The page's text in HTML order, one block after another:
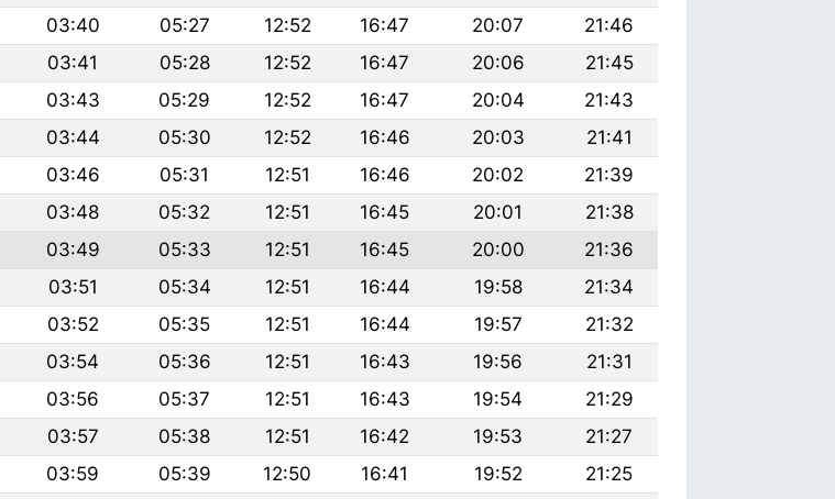
03:40 05:27 12:52 16:47 20:07
21:46
03:41 05:28 12:52 16:47 20:06
21:45
03:43 05:29 12:52 16:47 20:04
21:43
03:44 05:30 12:52 16:46 20:03
21:41
03:46 05:31 12:51 16:46 20:02
21:39
03:48 05:32 12:51 16:45 20:01
21:38
03:49 05:33 12:51 16:45 20:00
21:36
03:51 05:34 12:51 16:44 19:58
21:34
03:52 05:35 12:51 16:44 19:57
21:32
03:54 05:36 12:51 16:43 19:56
21:31
03:56 05:37 12:51 16:43 19:54
21:29
03:57 05:38 12:51 16:42 19:53
21:27
03:59 05:39 12:50 16:41 19:52
21:25